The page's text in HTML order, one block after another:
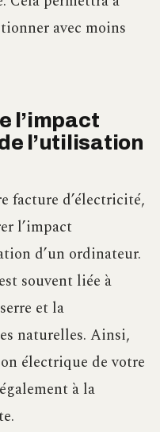
avec moins
l’impact
l’utilisation
facture d’électricité,
l’impact
d’un ordinateur.
souvent liée à
et la
naturelles. Ainsi,
électrique de votre
à la